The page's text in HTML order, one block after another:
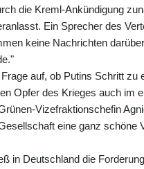
die Kreml-Ankündigung
Ein Sprecher des
keine Nachrichten
auf, ob Putins Schritt
Opfer des Krieges auch im
Vizefraktionschefin
eine ganz schöne
in Deutschland die